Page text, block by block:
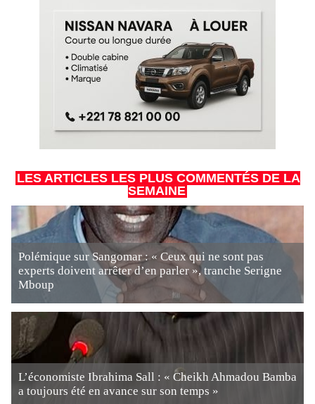
LES ARTICLES LES PLUS COMMENTÉS DE LA
SEMAINE
Polémique sur Sangomar : « Ceux qui ne sont pas
experts doivent arrêter d’en parler », tranche Serigne
Mboup
L’économiste Ibrahima Sall : « Cheikh Ahmadou Bamba
a toujours été en avance sur son temps »